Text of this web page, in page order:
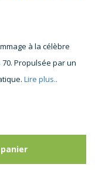
à la célèbre
Propulsée par un
Lire plus..